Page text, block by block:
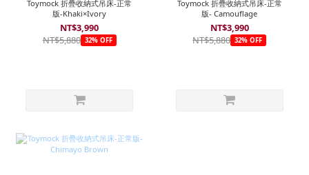
Toymock 折疊收納式吊床-正常
版-Khaki×Ivory
NT$3,990
NT$5,880 32% OFF
Toymock 折疊收納式吊床-正常
版- Camouflage
NT$3,990
NT$5,880 32% OFF